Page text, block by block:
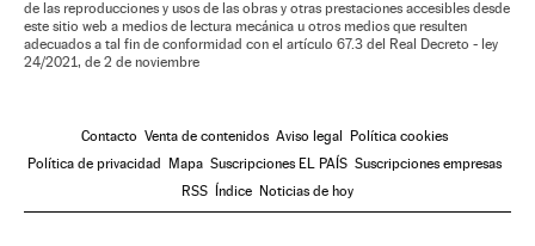
de las reproducciones y usos de las obras y otras prestaciones accesibles desde
este sitio web a medios de lectura mecánica u otros medios que resulten
adecuados a tal fin de conformidad con el artículo 67.3 del Real Decreto - ley
24/2021, de 2 de noviembre
Contacto Venta de contenidos Aviso legal
Política cookies
Política de privacidad
Mapa Suscripciones EL PAÍS Suscripciones empresas
RSS
Índice Noticias de hoy